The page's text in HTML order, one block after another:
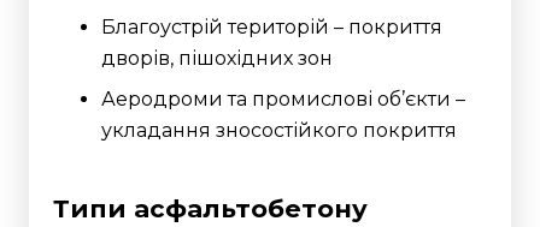
Благоустрій територій – покриття
дворів, пішохідних зон
Аеродроми та промислові об’єкти –
укладання зносостійкого покриття
Типи асфальтобетону